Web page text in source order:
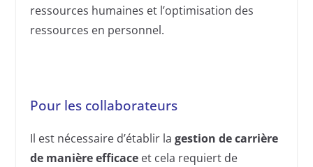
ressources humaines et l’optimisation des
ressources en personnel.
Pour les collaborateurs
Il est nécessaire d’établir la gestion de carrière
de manière efficaceet cela requiert de